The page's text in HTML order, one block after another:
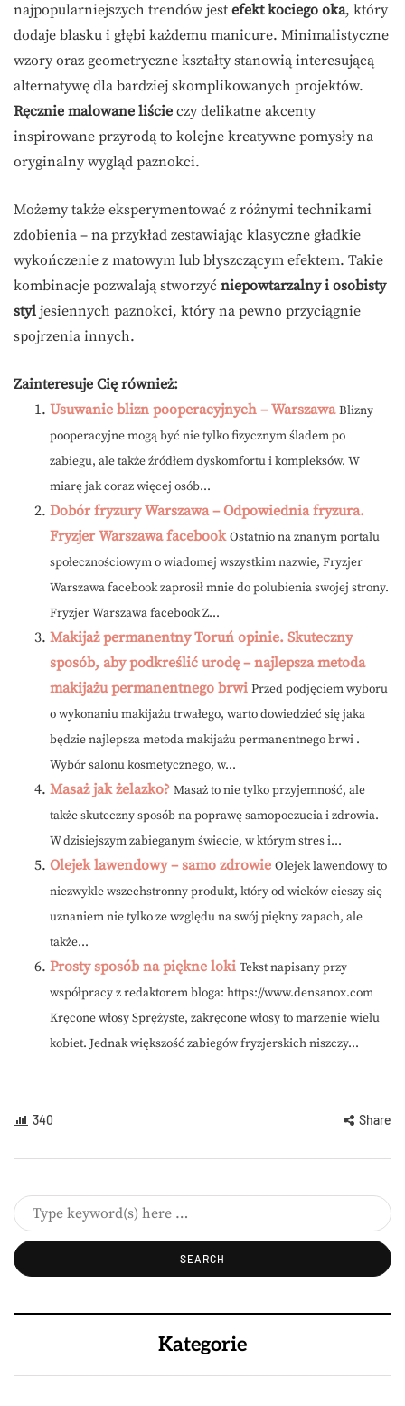
najpopularniejszych trendów jest efekt kociego oka, który
dodaje blasku i głębi każdemu manicure. Minimalistyczne
wzory oraz geometryczne kształty stanowią interesującą
alternatywę dla bardziej skomplikowanych projektów.
Ręcznie malowane liście czy delikatne akcenty
inspirowane przyrodą to kolejne kreatywne pomysły na
oryginalny wygląd paznokci.
Możemy także eksperymentować z różnymi technikami
zdobienia – na przykład zestawiając klasyczne gładkie
wykończenie z matowym lub błyszczącym efektem. Takie
kombinacje pozwalają stworzyć niepowtarzalny i osobisty
styl jesiennych paznokci, który na pewno przyciągnie
spojrzenia innych.
Zainteresuje Cię również:
Usuwanie blizn pooperacyjnych – Warszawa Blizny
pooperacyjne mogą być nie tylko fizycznym śladem po
zabiegu, ale także źródłem dyskomfortu i kompleksów. W
miarę jak coraz więcej osób...
Dobór fryzury Warszawa – Odpowiednia fryzura.
Fryzjer Warszawa facebook Ostatnio na znanym portalu
społecznościowym o wiadomej wszystkim nazwie, Fryzjer
Warszawa facebook zaprosił mnie do polubienia swojej strony.
Fryzjer Warszawa facebook Z...
Makijaż permanentny Toruń opinie. Skuteczny
sposób, aby podkreślić urodę – najlepsza metoda
makijażu permanentnego brwi Przed podjęciem wyboru
o wykonaniu makijażu trwałego, warto dowiedzieć się jaka
będzie najlepsza metoda makijażu permanentnego brwi .
Wybór salonu kosmetycznego, w...
Masaż jak żelazko? Masaż to nie tylko przyjemność, ale
także skuteczny sposób na poprawę samopoczucia i zdrowia.
W dzisiejszym zabieganym świecie, w którym stres i...
Olejek lawendowy – samo zdrowie Olejek lawendowy to
niezwykle wszechstronny produkt, który od wieków cieszy się
uznaniem nie tylko ze względu na swój piękny zapach, ale
także...
Prosty sposób na piękne loki Tekst napisany przy
współpracy z redaktorem bloga: https://www.densanox.com
Kręcone włosy Sprężyste, zakręcone włosy to marzenie wielu
kobiet. Jednak większość zabiegów fryzjerskich niszczy...
340 Share
Kategorie